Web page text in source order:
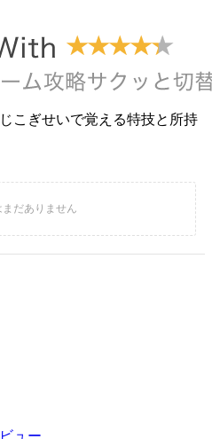
こぎせいで覚える特技と所持
ュー